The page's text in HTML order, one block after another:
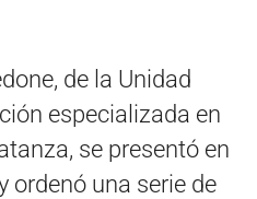
de la Unidad
especializada en
se presentó en
ordenó una serie de